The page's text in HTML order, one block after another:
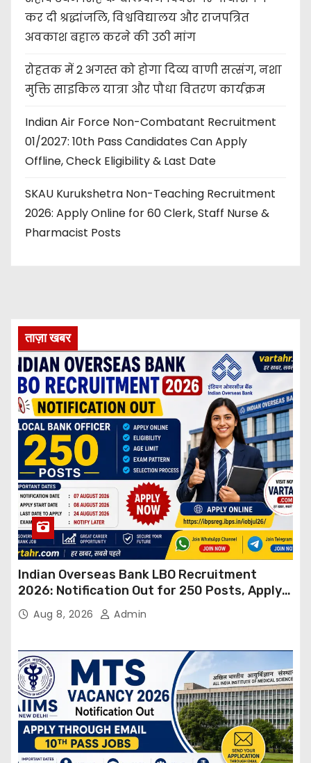
कर दी श्रद्धांजलि, विश्वविद्यालय और राजपत्रित
अवकाश बहाल करने की उठी मांग
रोहतक में 2 अगस्त को होगा दिव्य वाणी सत्संग, नशा
मुक्ति साइकिल यात्रा और पौधा वितरण कार्यक्रम
Indian Air Force Non-Combatant Recruitment
01/2027: 10th Pass Candidates Can Apply
Offline, Check Eligibility & Last Date
SKAU Kurukshetra Non-Teaching Recruitment
2026: Apply Online for 60 Clerk, Staff Nurse &
Pharmacist Posts
ताज़ा खबर
Indian Overseas Bank LBO Recruitment
2026: Notification Out for 250 Posts, Apply
OnlineAug 8, 2026 Admin